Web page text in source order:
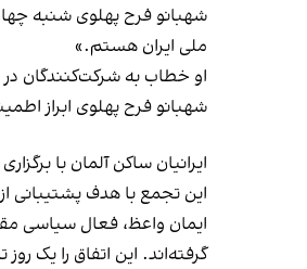
شهبانو فرح پهلوی شنبه
ملی ایران هستم.»
او خطاب به شرکت‌کنندگان در
شهبانو فرح پهلوی ابراز
ایرانیان ساکن آلمان با
این تجمع با هدف پشتیبانی
ایمان واعظ، فعال سیاسی
گرفته‌اند. این اتفاق را یک